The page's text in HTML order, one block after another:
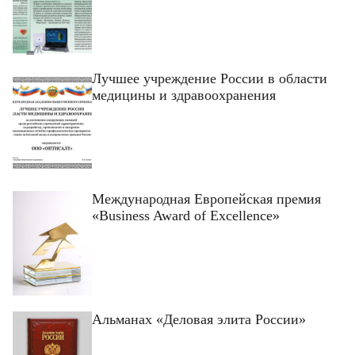
Лучшее учреждение России в области
медицины и здравоохранения
Международная Европейская премия
«Business Award of Excellence»
Альманах «Деловая элита России»
Email
пользовательского соглашения
Телефон
Введите корректное значение
Код подтверждения
Введите корректное значение
Введите корректное значение
Пароль
Ваш город
Фамилия
Имя
Телефон
Email
Фамилия
Имя
Телефон
Email